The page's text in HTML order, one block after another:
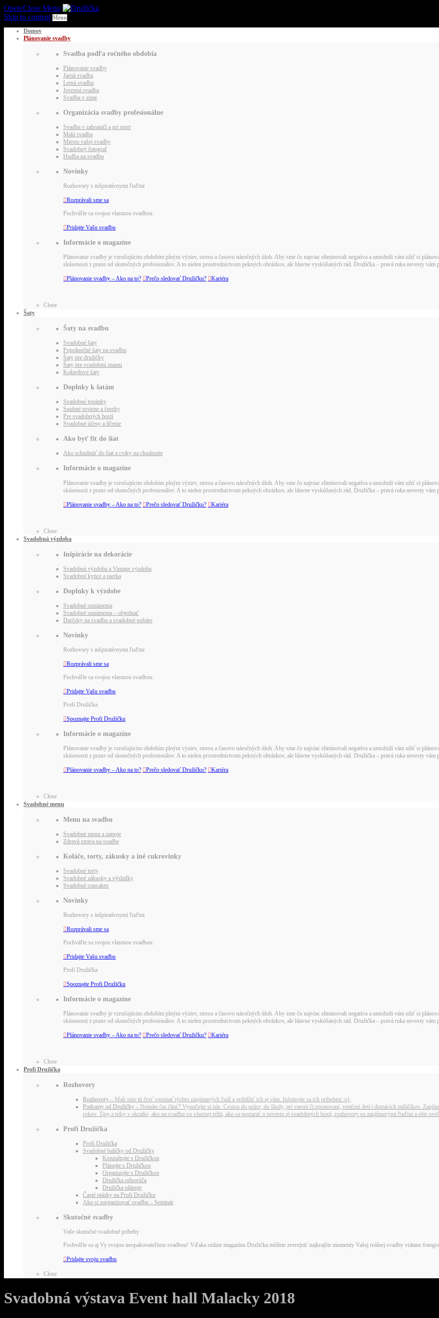
Open/Close Menu
Skip to content Menu
Domov
Plánovanie svadby
Svadba podľa ročného obdobia
Plánovanie svadby
Jarná svadba
Letná svadba
Jesenná svadba
Svadba v zime
Organizácia svadby profesionálne
Svadba v zahraničí a pri mori
Malá svadba
Miesto vašej svadby
Svadobný fotograf
Hudba na svadbu
Novinky
Rozhovory s inšpiratívnymi ľuďmi
Rozprávali sme sa
Pochváľte sa svojou vlastnou svadbou.
Pridajte Vašu svadbu
Informácie o magazíne
Plánovanie svadby je vzrušujúcim obdobím plným výziev, stresu a časovo náročných úloh. Aby sme čo najviac eliminovali negatíva a umožnili vám užiť si
skúsenosti z praxe od skutočných profesionálov. A to nielen prostredníctvom pekných obrázkov, ale hlavne vyskúšaných rád. Družička – pravá ruka nevesty vám
Plánovanie svadby – Ako na to? Prečo sledovať Družičku? Kariéra
Close
Šaty
Šaty na svadbu
Svadobné šaty
Popolnočné šaty na svadbu
Šaty pre družičky
Šaty pre svadobnú mamu
Koktejlové šaty
Doplnky k šatám
Svadobné topánky
Snubné prstene a šperky
Pre svadobných hostí
Svadobné účesy a líčenie
Ako byť fit do šiat
Ako schudnúť do šiat a cviky na chudnutie
Informácie o magazíne
Plánovanie svadby je vzrušujúcim obdobím plným výziev, stresu a časovo náročných úloh. Aby sme čo najviac eliminovali negatíva a umožnili vám užiť si
skúsenosti z praxe od skutočných profesionálov. A to nielen prostredníctvom pekných obrázkov, ale hlavne vyskúšaných rád. Družička – pravá ruka nevesty vám
Plánovanie svadby – Ako na to? Prečo sledovať Družičku? Kariéra
Close
Svadobná výzdoba
Inšpirácie na dekorácie
Svadobná výzdoba a Vintage výzdoba
Svadobné kytice a pierka
Doplnky k výzdobe
Svadobné oznámenia
Svadobné oznámenia – objednať
Darčeky na svadbu a svadobné poháre
Novinky
Rozhovory s inšpiratívnymi ľuďmi
Rozprávali sme sa
Pochváľte sa svojou vlastnou svadbou.
Pridajte Vašu svadbu
Profi Družička
Spoznajte Profi Družičku
Informácie o magazíne
Plánovanie svadby je vzrušujúcim obdobím plným výziev, stresu a časovo náročných úloh. Aby sme čo najviac eliminovali negatíva a umožnili vám užiť si
skúsenosti z praxe od skutočných profesionálov. A to nielen prostredníctvom pekných obrázkov, ale hlavne vyskúšaných rád. Družička – pravá ruka nevesty vám
Plánovanie svadby – Ako na to? Prečo sledovať Družičku? Kariéra
Close
Svadobné menu
Menu na svadbu
Svadobné menu a nápoje
Zdravá strava na svadbe
Koláče, torty, zákusky a iné cukrovinky
Svadobné torty
Svadobné zákusky a výslužky
Svadobné cupcakes
Novinky
Rozhovory s inšpiratívnymi ľuďmi
Rozprávali sme sa
Pochváľte sa svojou vlastnou svadbou.
Pridajte Vašu svadbu
Profi Družička
Spoznajte Profi Družičku
Informácie o magazíne
Plánovanie svadby je vzrušujúcim obdobím plným výziev, stresu a časovo náročných úloh. Aby sme čo najviac eliminovali negatíva a umožnili vám užiť si
skúsenosti z praxe od skutočných profesionálov. A to nielen prostredníctvom pekných obrázkov, ale hlavne vyskúšaných rád. Družička – pravá ruka nevesty vám
Plánovanie svadby – Ako na to? Prečo sledovať Družičku? Kariéra
Close
Profi Družička
Rozhovory
Rozhovory – Mali sme tú česť spoznať týchto zaujímavých ľudí a priblížiť ich aj vám. Inšpirujte sa ich príbehmi :o).
Podcasty od Družičky – Nemáte čas čítať? Vypočujte si nás. Cestou do práce, do školy, pri varení či upratovaní, venčení detí i domácich miláčikov.
rokov. Tipy a triky v skratke, ako na svadbu vo vlastnej réžii, ako sa postarať o nevestu aj svadobných hostí, rozhovory so zaujímavými ľuďmi a ešte
Profi Družička
Profi Družička
Svadobné balíčky od Družičky
Konzultujte s Družičkou
Plánujte s Družičkou
Organizujte s Družičkou
Družička odporúča
Družička plánuje
Časté otázky na Profi Družičku
Ako si zorganizovať svadbu – Seminár
Skutočné svadby
Vaše skutočné svadobné príbehy
Pochváľte sa aj Vy svojou neopakovateľnou svadbou! Vďaka online magazínu Družička môžete zverejniť najkrajšie momenty Vašej reálnej svadby vrátane
Pridajte svoju svadbu
Close
Svadobná výstava Event hall Malacky 2018